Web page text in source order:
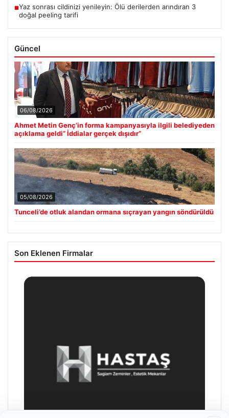
■Yaz sonrası cildinizi yenileyin: Ölü derilerden arındıran 3
doğal peeling tarifi
Güncel
06/08/2026
Ahmet Metin Genç’in forma kampanyasıyla ilgili belediyeden
açıklama geldi” İddialar gerçek dışıdır”
05/08/2026
Tunceli’de otluk alandan ormana sıçrayan yangın söndürüldü
Son Eklenen Firmalar